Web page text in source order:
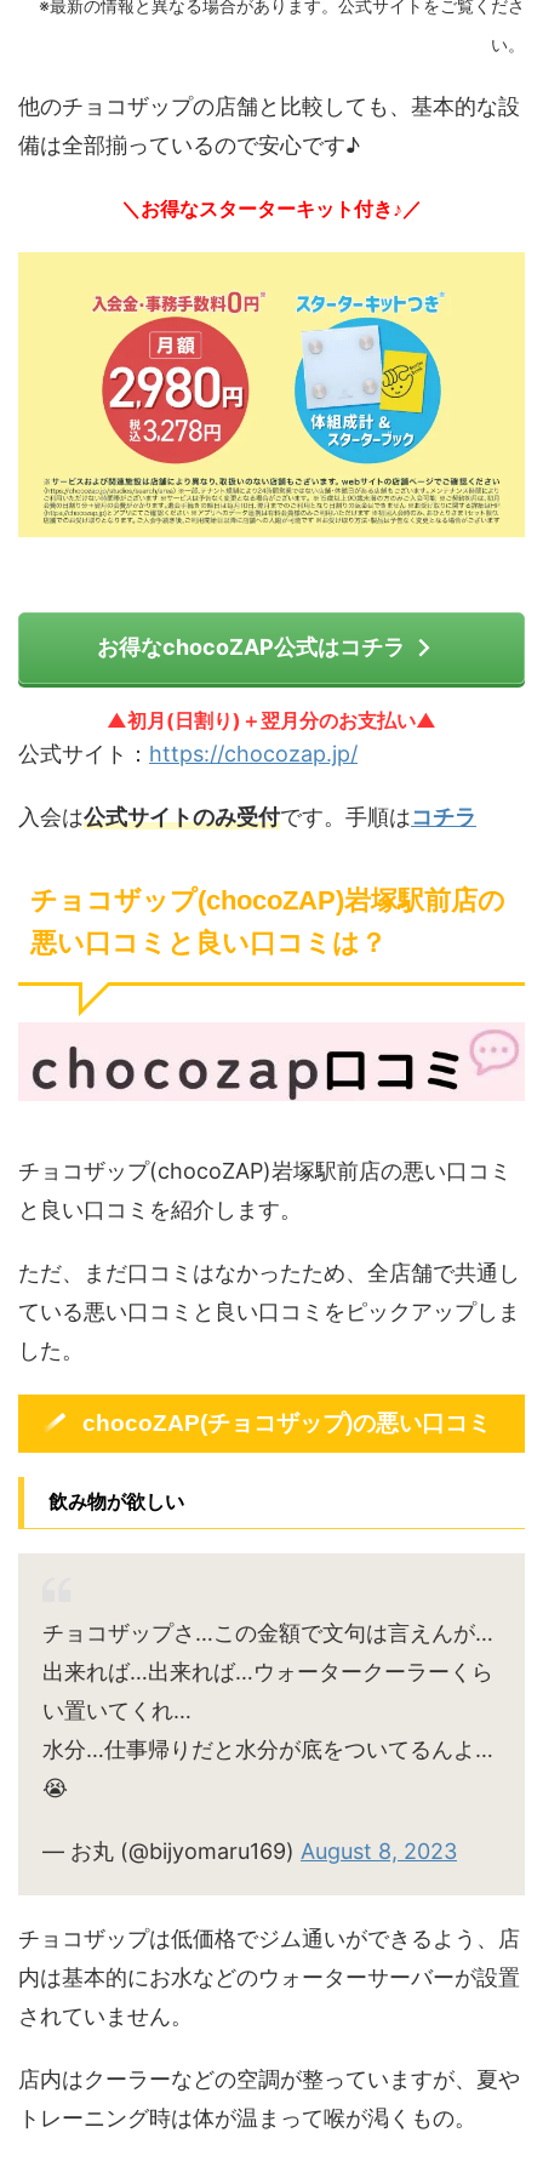
※最新の情報と異なる場合があります。公式サイトをご覧くださ
い。
他のチョコザップの店舗と比較しても、基本的な設
備は全部揃っているので安心です♪
＼お得なスターターキット付き♪／
お得なchocoZAP公式はコチラ
▲初月(日割り)＋翌月分のお支払い▲
公式サイト： https://chocozap.jp/
入会は公式サイトのみ受付です。手順はコチラ
チョコザップ(chocoZAP)岩塚駅前店の
悪い口コミと良い口コミは？
チョコザップ(chocoZAP)岩塚駅前店の悪い口コミ
と良い口コミを紹介します。
ただ、まだ口コミはなかったため、全店舗で共通し
ている悪い口コミと良い口コミをピックアップしま
した。
chocoZAP(チョコザップ)の悪い口コミ
飲み物が欲しい
チョコザップさ…この金額で文句は言えんが…
出来れば…出来れば…ウォータークーラーくら
い置いてくれ…
水分…仕事帰りだと水分が底をついてるんよ…
😭
— お丸 (@bijyomaru169) August 8, 2023
チョコザップは低価格でジム通いができるよう、店
内は基本的にお水などのウォーターサーバーが設置
されていません。
店内はクーラーなどの空調が整っていますが、夏や
トレーニング時は体が温まって喉が渇くもの。